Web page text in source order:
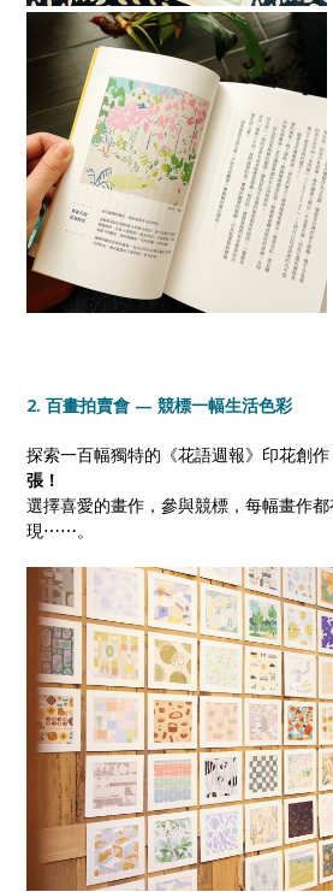
2. 百畫拍賣會 — 競標一幅生活色彩
探索一百幅獨特的《花語週報》印花創
張！
選擇喜愛的畫作，參與競標，每幅畫作
現⋯⋯。